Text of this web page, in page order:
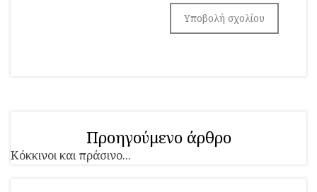
Προηγούμενο άρθρο
Κόκκινοι και πράσινο...